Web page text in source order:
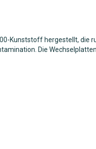
Kunststoff hergestellt, die
Die